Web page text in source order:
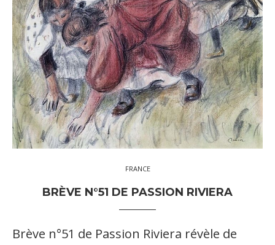
FRANCE
BRÈVE N°51 DE PASSION RIVIERA
Brève n°51 de Passion Riviera révèle de